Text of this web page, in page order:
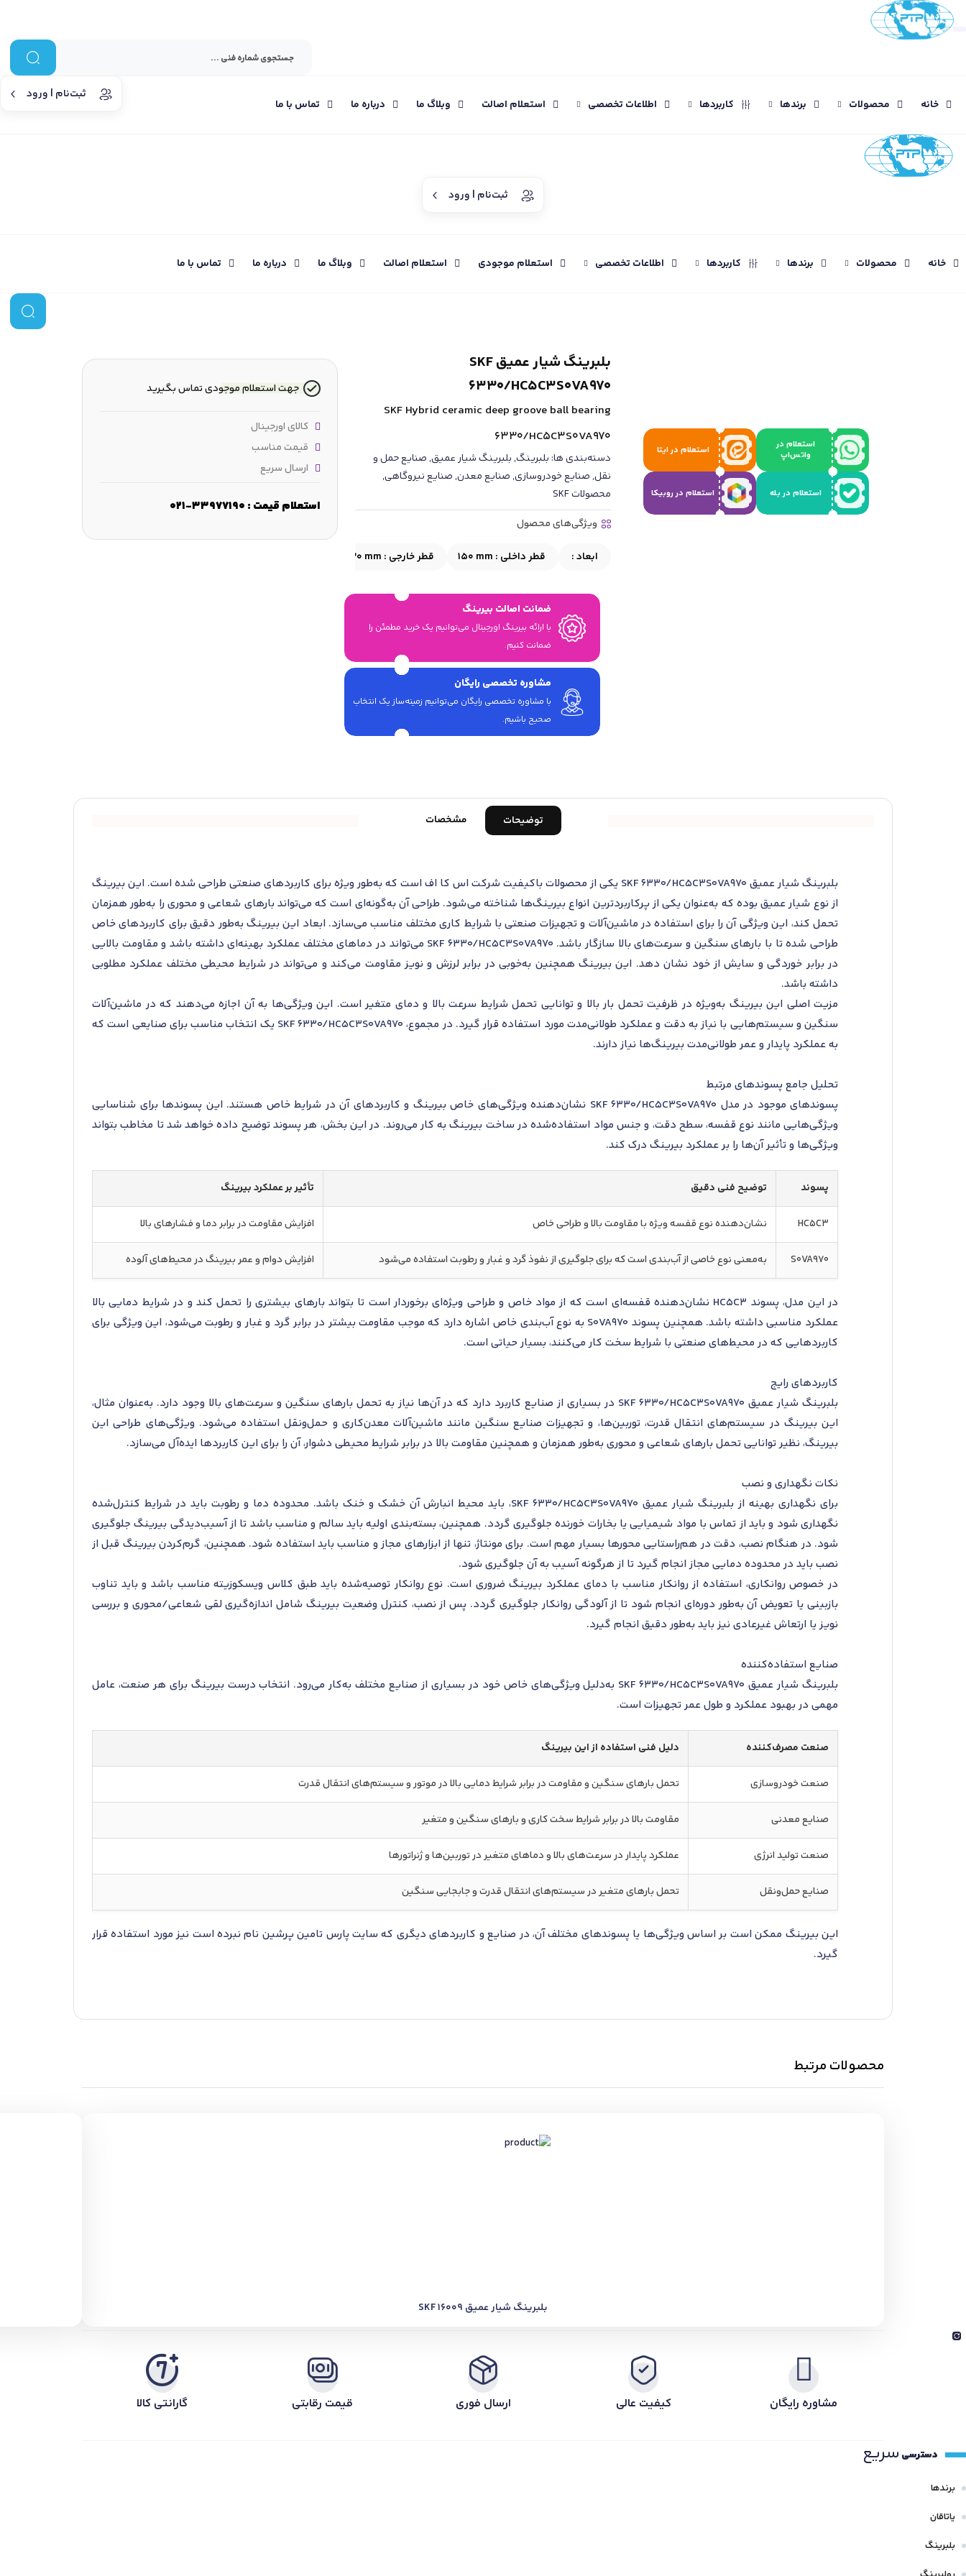
ثبت‌نام | ورود
خانه محصولات برندها کاربردها اطلاعات تخصصی استعلام اصالت وبلاگ ما درباره ما تماس با ما
ثبت‌نام | ورود
خانه محصولات برندها کاربردها اطلاعات تخصصی استعلام موجودی استعلام اصالت وبلاگ ما درباره ما تماس با ما
استعلام در
واتس‌اپ
استعلام در ایتا
استعلام در بله استعلام در روبیکا
بلبرینگ شیار عمیق SKF
6330/HC5C3S0VA970
SKF Hybrid ceramic deep groove ball bearing
6330/HC5C3S0VA970
دسته‌بندی ها: بلبرینگ,بلبرینگ شیار عمیق,صنایع حمل و
نقل,صنایع خودروسازی,صنایع معدن,صنایع نیروگاهی,
محصولات SKF
ویژگی‌های محصول
ابعاد : قطر داخلی : 150 mm قطر خارجی : 320 mm
ضمانت اصالت بیرینگ
با ارائه بیرینگ اورجینال می‎‌توانیم یک خرید مطمئن را
ضمانت کنیم.
مشاوره تخصصی رایگان
با مشاوره تخصصی رایگان می‌توانیم زمینه‌ساز یک انتخاب
صحیح باشیم.
جهت استعلام موجودی تماس بگیرید
کالای اورجینال
قیمت مناسب
ارسال سریع
استعلام قیمت : 33977190-021
توضیحات مشخصات
بلبرینگ شیار عمیق SKF 6330/HC5C3S0VA970 یکی از محصولات باکیفیت شرکت اس کا اف است که به‌طور ویژه برای کاربردهای صنعتی طراحی شده است. این بیرینگ
از نوع شیار عمیق بوده که به‌عنوان یکی از پرکاربردترین انواع بیرینگ‌ها شناخته می‌شود. طراحی آن به‌گونه‌ای است که می‌تواند بارهای شعاعی و محوری را به‌طور همزمان
تحمل کند، این ویژگی آن را برای استفاده در ماشین‌آلات و تجهیزات صنعتی با شرایط کاری مختلف مناسب می‌سازد. ابعاد این بیرینگ به‌طور دقیق برای کاربردهای خاص
طراحی شده تا با بارهای سنگین و سرعت‌های بالا سازگار باشد. SKF 6330/HC5C3S0VA970 می‌تواند در دماهای مختلف عملکرد بهینه‌ای داشته باشد و مقاومت بالایی
در برابر خوردگی و سایش از خود نشان دهد. این بیرینگ همچنین به‌خوبی در برابر لرزش و نویز مقاومت می‌کند و می‌تواند در شرایط محیطی مختلف عملکرد مطلوبی
داشته باشد.
مزیت اصلی این بیرینگ به‌ویژه در ظرفیت تحمل بار بالا و توانایی تحمل شرایط سرعت بالا و دمای متغیر است. این ویژگی‌ها به آن اجازه می‌دهند که در ماشین‌آلات
سنگین و سیستم‌هایی با نیاز به دقت و عملکرد طولانی‌مدت مورد استفاده قرار گیرد. در مجموع، SKF 6330/HC5C3S0VA970 یک انتخاب مناسب برای صنایعی است که
به عملکرد پایدار و عمر طولانی‌مدت بیرینگ‌ها نیاز دارند.
تحلیل جامع پسوندهای مرتبط
پسوندهای موجود در مدل SKF 6330/HC5C3S0VA970 نشان‌دهنده ویژگی‌های خاص بیرینگ و کاربردهای آن در شرایط خاص هستند. این پسوندها برای شناسایی
ویژگی‌هایی مانند نوع قفسه، سطح دقت، و جنس مواد استفاده‌شده در ساخت بیرینگ به کار می‌روند. در این بخش، هر پسوند توضیح داده خواهد شد تا مخاطب بتواند
ویژگی‌ها و تأثیر آن‌ها را بر عملکرد بیرینگ درک کند.
پسوند توضیح فنی دقیق تأثیر بر عملکرد بیرینگ
HC5C3 نشان‌دهنده نوع قفسه ویژه با مقاومت بالا و طراحی خاص افزایش مقاومت در برابر دما و فشارهای بالا
S0VA970 به‌معنی نوع خاصی از آب‌بندی است که برای جلوگیری از نفوذ گرد و غبار و رطوبت استفاده می‌شود افزایش دوام و عمر بیرینگ در محیط‌های آلوده
در این مدل، پسوند HC5C3 نشان‌دهنده قفسه‌ای است که از مواد خاص و طراحی ویژه‌ای برخوردار است تا بتواند بارهای بیشتری را تحمل کند و در شرایط دمایی بالا
عملکرد مناسبی داشته باشد. همچنین پسوند S0VA970 به نوع آب‌بندی خاص اشاره دارد که موجب مقاومت بیشتر در برابر گرد و غبار و رطوبت می‌شود، این ویژگی برای
کاربردهایی که در محیط‌های صنعتی با شرایط سخت کار می‌کنند، بسیار حیاتی است.
کاربردهای رایج
بلبرینگ شیار عمیق SKF 6330/HC5C3S0VA970 در بسیاری از صنایع کاربرد دارد که در آن‌ها نیاز به تحمل بارهای سنگین و سرعت‌های بالا وجود دارد. به‌عنوان مثال،
این بیرینگ در سیستم‌های انتقال قدرت، توربین‌ها، و تجهیزات صنایع سنگین مانند ماشین‌آلات معدن‌کاری و حمل‌ونقل استفاده می‌شود. ویژگی‌های طراحی این
بیرینگ، نظیر توانایی تحمل بارهای شعاعی و محوری به‌طور همزمان و همچنین مقاومت بالا در برابر شرایط محیطی دشوار، آن را برای این کاربردها ایده‌آل می‌سازد.
نکات نگهداری و نصب
برای نگهداری بهینه از بلبرینگ شیار عمیق SKF 6330/HC5C3S0VA970، باید محیط انبارش آن خشک و خنک باشد. محدوده دما و رطوبت باید در شرایط کنترل‌شده
نگهداری شود و باید از تماس با مواد شیمیایی یا بخارات خورنده جلوگیری گردد. همچنین، بسته‌بندی اولیه باید سالم و مناسب باشد تا از آسیب‌دیدگی بیرینگ جلوگیری
شود. در هنگام نصب، دقت در هم‌راستایی محورها بسیار مهم است. برای مونتاژ، تنها از ابزارهای مجاز و مناسب باید استفاده شود. همچنین، گرم‌کردن بیرینگ قبل از
نصب باید در محدوده دمایی مجاز انجام گیرد تا از هرگونه آسیب به آن جلوگیری شود.
در خصوص روانکاری، استفاده از روانکار مناسب با دمای عملکرد بیرینگ ضروری است. نوع روانکار توصیه‌شده باید طبق کلاس ویسکوزیته مناسب باشد و باید تناوب
بازبینی یا تعویض آن به‌طور دوره‌ای انجام شود تا از آلودگی روانکار جلوگیری گردد. پس از نصب، کنترل وضعیت بیرینگ شامل اندازه‌گیری لقی شعاعی/محوری و بررسی
نویز یا ارتعاش غیرعادی نیز باید به‌طور دقیق انجام گیرد.
صنایع استفاده‌کننده
بلبرینگ شیار عمیق SKF 6330/HC5C3S0VA970 به‌دلیل ویژگی‌های خاص خود در بسیاری از صنایع مختلف به‌کار می‌رود. انتخاب درست بیرینگ برای هر صنعت، عامل
مهمی در بهبود عملکرد و طول عمر تجهیزات است.
صنعت مصرف‌کننده دلیل فنی استفاده از این بیرینگ
صنعت خودروسازی تحمل بارهای سنگین و مقاومت در برابر شرایط دمایی بالا در موتور و سیستم‌های انتقال قدرت
صنایع معدنی مقاومت بالا در برابر شرایط سخت کاری و بارهای سنگین و متغیر
صنعت تولید انرژی عملکرد پایدار در سرعت‌های بالا و دماهای متغیر در توربین‌ها و ژنراتورها
صنایع حمل‌ونقل تحمل بارهای متغیر در سیستم‌های انتقال قدرت و جابجایی سنگین
این بیرینگ ممکن است بر اساس ویژگی‌ها یا پسوندهای مختلف آن، در صنایع و کاربردهای دیگری که سایت پارس تامین پرشین نام نبرده است نیز مورد استفاده قرار
گیرد.
محصولات مرتبط
بلبرینگ شیار عمیق SKF 16009
مشاوره رایگان کیفیت عالی ارسال فوری قیمت رقابتی گارانتی کالا
دسترسی سریع
برندها
یاتاقان
بلبرینگ